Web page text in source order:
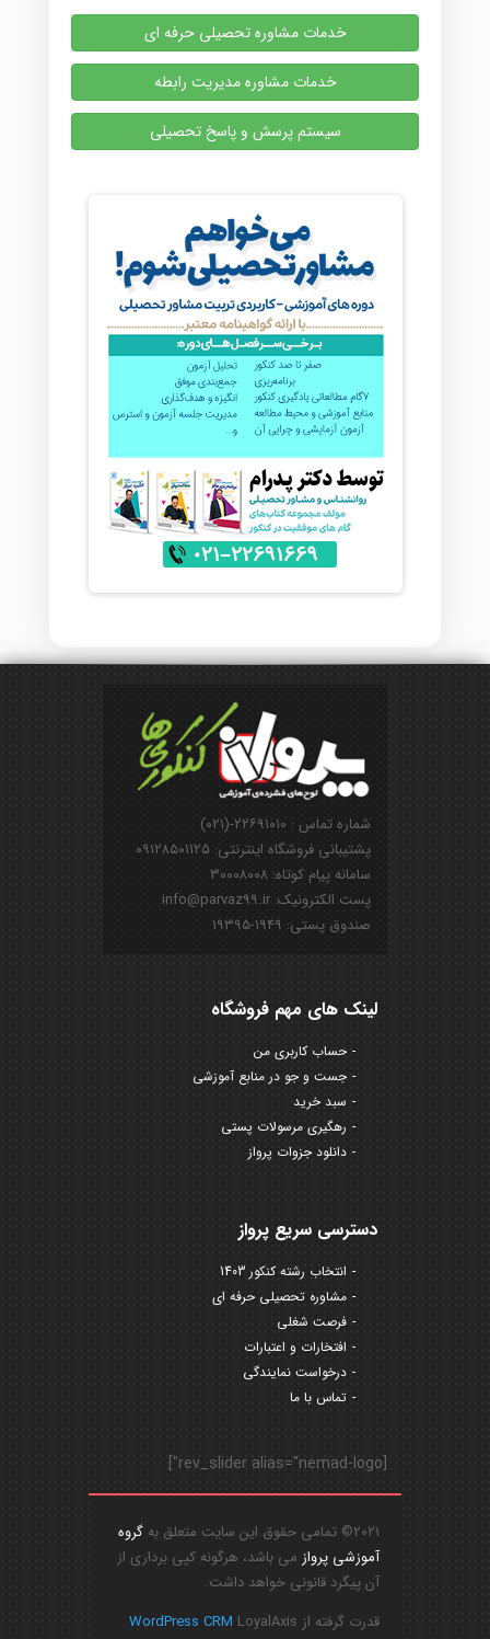
خدمات مشاوره تحصیلی حرفه ای
خدمات مشاوره مدیریت رابطه
سیستم پرسش و پاسخ تحصیلی
شماره تماس : ۲۲۶۹۱۰۱۰-(۰۲۱)
پشتیبانی فروشگاه اینترنتی: ۰۹۱۲۸۵۰۱۱۲۵
سامانه پیام کوتاه: ۳۰۰۰۸۰۰۸
پست الکترونیک: info@parvaz99.ir
صندوق پستی: ۱۹۴۹-۱۹۳۹۵
لینک های مهم فروشگاه
حساب کاربری من
جست و جو در منابع آموزشی
سبد خرید
رهگیری مرسولات پستی
دانلود جزوات پرواز
دسترسی سریع پرواز
انتخاب رشته کنکور 1403
مشاوره تحصیلی حرفه ای
فرصت شغلی
افتخارات و اعتبارات
درخواست نمایندگی
تماس با ما
[rev_slider alias="nemad-logo"]
2021© تمامی حقوق این سایت متعلق به
گروه
آموزشی پرواز می باشد، هرگونه کپی برداری از
آن پیگرد قانونی خواهد داشت.
قدرت گرفته از
WordPress CRM LoyalAxis